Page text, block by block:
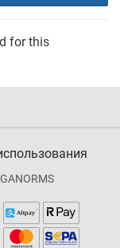
for this